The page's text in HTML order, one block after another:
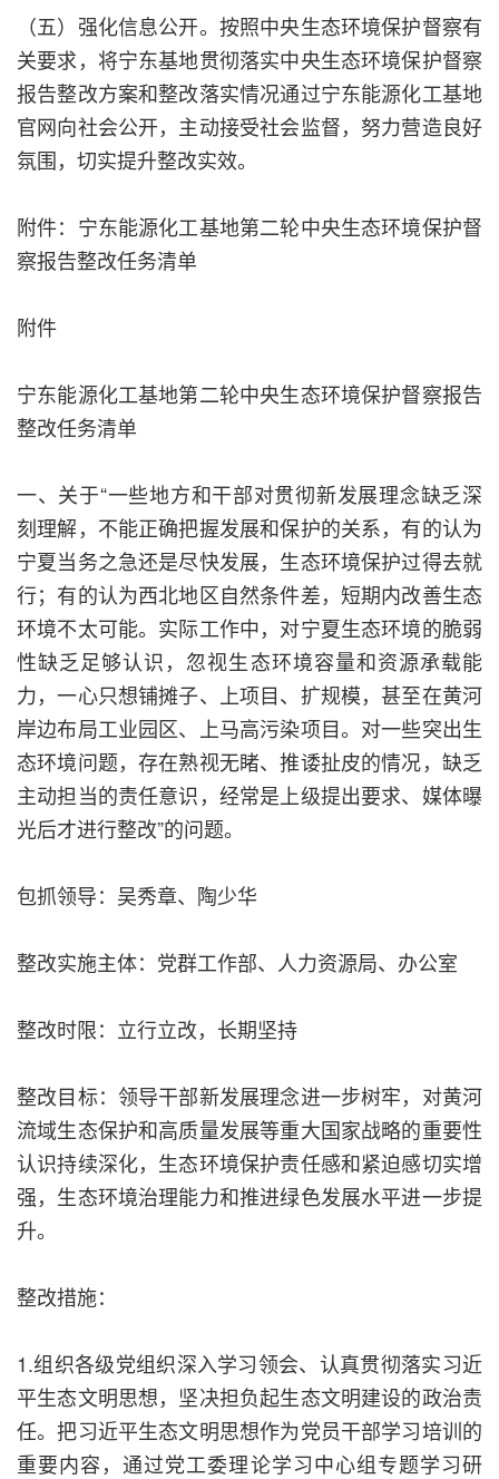
（五）强化信息公开。按照中央生态环境保护督察有
关要求，将宁东基地贯彻落实中央生态环境保护督察
报告整改方案和整改落实情况通过宁东能源化工基地
官网向社会公开，主动接受社会监督，努力营造良好
氛围，切实提升整改实效。
附件：宁东能源化工基地第二轮中央生态环境保护督
察报告整改任务清单
附件
宁东能源化工基地第二轮中央生态环境保护督察报告
整改任务清单
一、关于“一些地方和干部对贯彻新发展理念缺乏深
刻理解，不能正确把握发展和保护的关系，有的认为
宁夏当务之急还是尽快发展，生态环境保护过得去就
行；有的认为西北地区自然条件差，短期内改善生态
环境不太可能。实际工作中，对宁夏生态环境的脆弱
性缺乏足够认识，忽视生态环境容量和资源承载能
力，一心只想铺摊子、上项目、扩规模，甚至在黄河
岸边布局工业园区、上马高污染项目。对一些突出生
态环境问题，存在熟视无睹、推诿扯皮的情况，缺乏
主动担当的责任意识，经常是上级提出要求、媒体曝
光后才进行整改”的问题。
包抓领导：吴秀章、陶少华
整改实施主体：党群工作部、人力资源局、办公室
整改时限：立行立改，长期坚持
整改目标：领导干部新发展理念进一步树牢，对黄河
流域生态保护和高质量发展等重大国家战略的重要性
认识持续深化，生态环境保护责任感和紧迫感切实增
强，生态环境治理能力和推进绿色发展水平进一步提
升。
整改措施：
1.组织各级党组织深入学习领会、认真贯彻落实习近
平生态文明思想，坚决担负起生态文明建设的政治责
任。把习近平生态文明思想作为党员干部学习培训的
重要内容，通过党工委理论学习中心组专题学习研